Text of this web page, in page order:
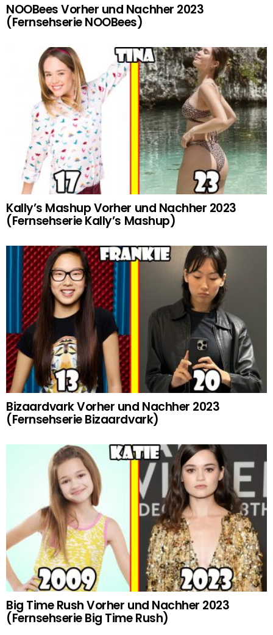
NOOBees Vorher und Nachher 2023
(Fernsehserie NOOBees)
Kally’s Mashup Vorher und Nachher 2023
(Fernsehserie Kally’s Mashup)
Bizaardvark Vorher und Nachher 2023
(Fernsehserie Bizaardvark)
Big Time Rush Vorher und Nachher 2023
(Fernsehserie Big Time Rush)